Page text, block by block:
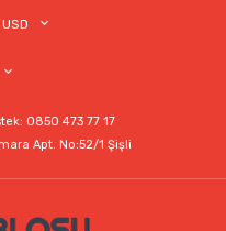
USD
0850 473 77 17
Apt. No:52/1 Şişli